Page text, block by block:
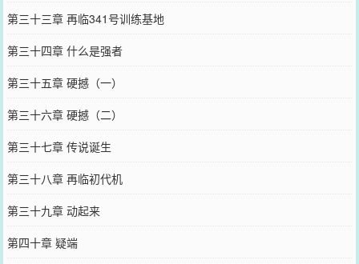
第三十三章 再临341号训练基地
第三十四章 什么是强者
第三十五章 硬撼（一）
第三十六章 硬撼（二）
第三十七章 传说诞生
第三十八章 再临初代机
第三十九章 动起来
第四十章 疑端